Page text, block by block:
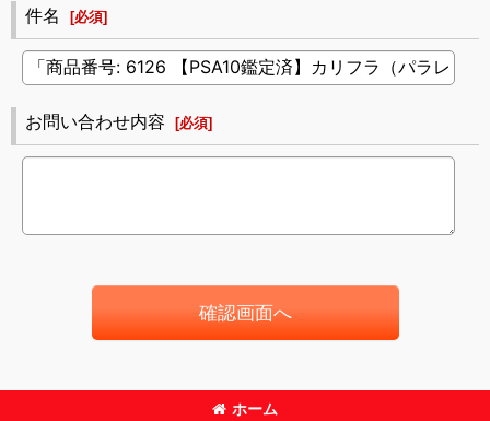
件名 [必須]
お問い合わせ内容 [必須]
確認画面へ
ホーム